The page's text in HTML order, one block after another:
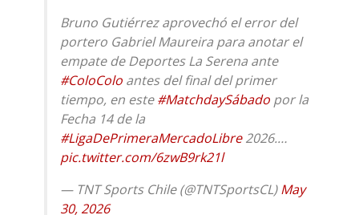
Bruno Gutiérrez aprovechó el error del
portero Gabriel Maureira para anotar el
empate de Deportes La Serena ante
#ColoColo antes del final del primer
tiempo, en este#MatchdaySábado por la
Fecha 14 de la
#LigaDePrimeraMercadoLibre2026.…
pic.twitter.com/6zwB9rk21l
— TNT Sports Chile (@TNTSportsCL)May
30, 2026